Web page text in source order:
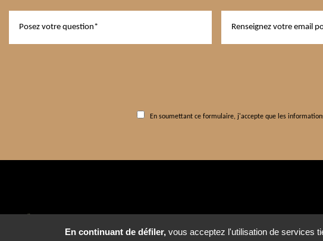
En soumettant ce formulaire, j'accepte que les
6 rue Pierre et Marie Curie 31590 Verfeil
En continuant de défiler, vous acceptez l'utilisation de services